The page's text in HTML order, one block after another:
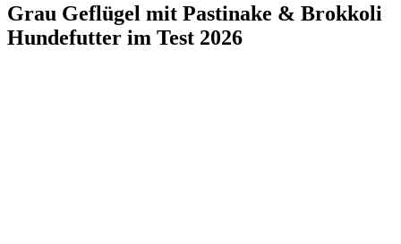
Grau Geflügel mit Pastinake & Brokkoli
Hundefutter im Test 2026